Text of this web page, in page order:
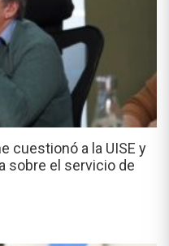
cuestionó a la UISE y
sobre el servicio de